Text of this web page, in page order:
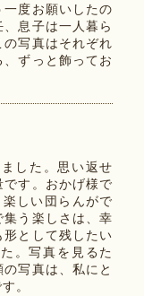
度お願いしたの
息子は一人暮ら
写真はそれぞれ
ずっと飾ってお
した。思い返せ
す。おかげ様で
しい団らんがで
う楽しさは、幸
として残したい
。写真を見るた
写真は、私にと
。